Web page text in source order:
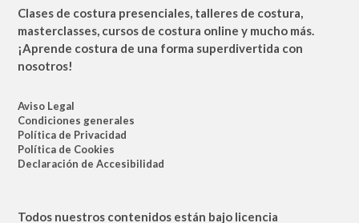
Clases de costura presenciales, talleres de costura,
masterclasses, cursos de costura online y mucho más.
¡Aprende costura de una forma superdivertida con
nosotros!
Aviso Legal
Condiciones generales
Política de Privacidad
Política de Cookies
Declaración de Accesibilidad
Todos nuestros contenidos están bajo licencia